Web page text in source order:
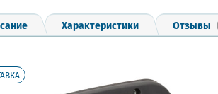
Характеристики Отзывы